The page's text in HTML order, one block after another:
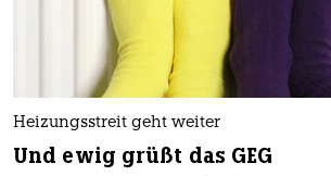
Heizungsstreit geht weiter
Und ewig grüßt das GEG